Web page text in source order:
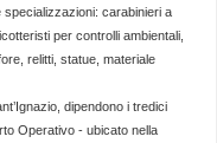
carabinieri a
per controlli ambientali,
relitti, statue, materiale
dipendono i tredici
Operativo - ubicato nella